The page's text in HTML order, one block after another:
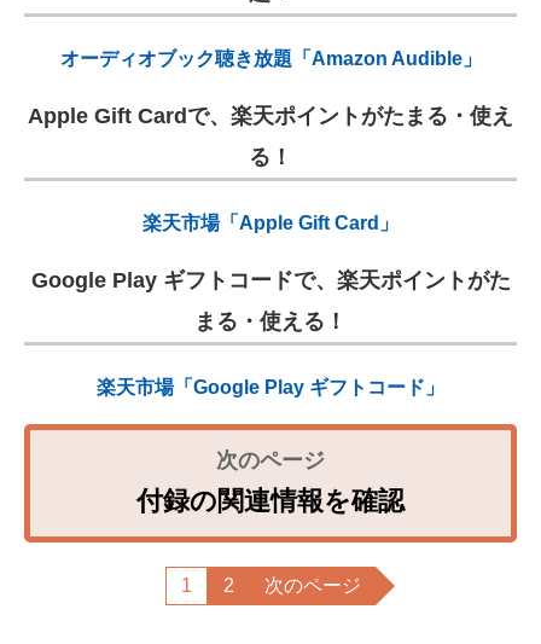
オーディオブック聴き放題「Amazon Audible」
Apple Gift Cardで、楽天ポイントがたまる・使え
楽天市場「Apple Gift Card」
Google Play ギフトコードで、楽天ポイントがた
楽天市場「Google Play ギフトコード」
付録の関連情報を確認